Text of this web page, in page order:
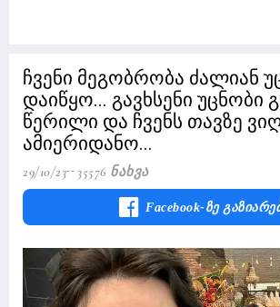
ჩვენი მეგობრობა ძალიან
დაიწყო... გავხსენი უცნობი
წერილი და ჩვენს თავზე
ამიერიდანო...
29/10/23 35576 Ნახვა
Facebook-Ზე